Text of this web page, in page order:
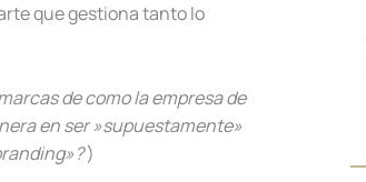
que gestiona tanto lo
de como la empresa de
en ser »supuestamente»
)